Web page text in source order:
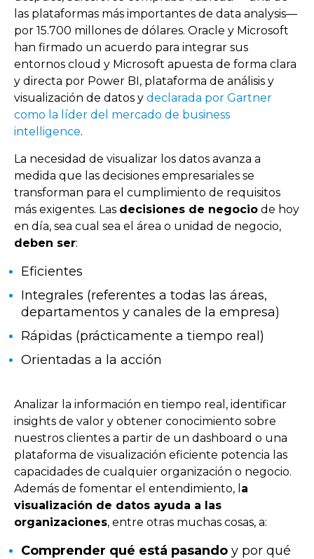
las plataformas más importantes de data analysis—
por 15.700 millones de dólares. Oracle y Microsoft
han firmado un acuerdo para integrar sus
entornos cloud y Microsoft apuesta de forma clara
y directa por Power BI, plataforma de análisis y
visualización de datos y declarada por Gartner
como la líder del mercado de business
intelligence.
La necesidad de visualizar los datos avanza a
medida que las decisiones empresariales se
transforman para el cumplimiento de requisitos
más exigentes. Las decisiones de negocio de hoy
en día, sea cual sea el área o unidad de negocio,
deben ser:
Eficientes
Integrales (referentes a todas las áreas,
departamentos y canales de la empresa)
Rápidas (prácticamente a tiempo real)
Orientadas a la acción
Analizar la información en tiempo real, identificar
insights de valor y obtener conocimiento sobre
nuestros clientes a partir de un dashboard o una
plataforma de visualización eficiente potencia las
capacidades de cualquier organización o negocio.
Además de fomentar el entendimiento, l a
visualización de datos ayuda a las
organizaciones, entre otras muchas cosas, a:
Comprender qué está pasandoy por qué